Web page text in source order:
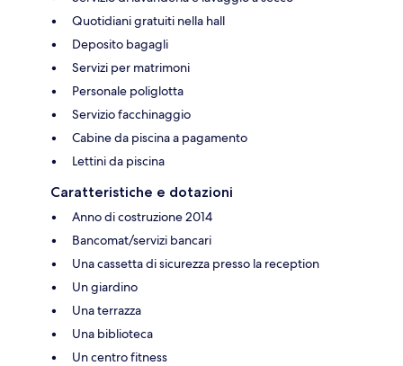
Quotidiani gratuiti nella hall
Deposito bagagli
Servizi per matrimoni
Personale poliglotta
Servizio facchinaggio
Cabine da piscina a pagamento
Lettini da piscina
Caratteristiche e dotazioni
Anno di costruzione 2014
Bancomat/servizi bancari
Una cassetta di sicurezza presso la reception
Un giardino
Una terrazza
Una biblioteca
Un centro fitness